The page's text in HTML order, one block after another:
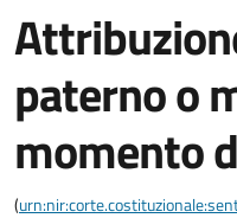
paterno o
momento
(